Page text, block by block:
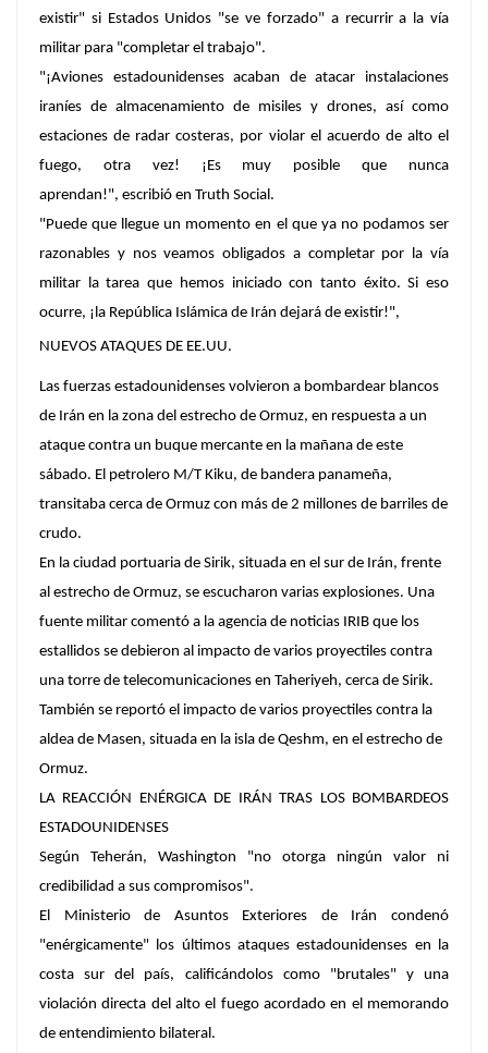
existir" si Estados Unidos "se ve forzado" a recurrir a la vía
militar para "completar el trabajo".
"¡Aviones estadounidenses acaban de atacar instalaciones
iraníes de almacenamiento de misiles y drones, así como
estaciones de radar costeras, por violar el acuerdo de alto el
fuego, otra vez! ¡Es muy posible que nunca
aprendan!", escribió en Truth Social.
"Puede que llegue un momento en el que ya no podamos ser
razonables y nos veamos obligados a completar por la vía
militar la tarea que hemos iniciado con tanto éxito. Si eso
ocurre, ¡la República Islámica de Irán dejará de existir!",
NUEVOS ATAQUES DE EE.UU.
Las fuerzas estadounidenses volvieron a bombardear blancos
de Irán en la zona del estrecho de Ormuz, en respuesta a un
ataque contra un buque mercante en la mañana de este
sábado. El petrolero M/T Kiku, de bandera panameña,
transitaba cerca de Ormuz con más de 2 millones de barriles de
crudo.
En la ciudad portuaria de Sirik, situada en el sur de Irán, frente
al estrecho de Ormuz, se escucharon varias explosiones. Una
fuente militar comentó a la agencia de noticias IRIB que los
estallidos se debieron al impacto de varios proyectiles contra
una torre de telecomunicaciones en Taheriyeh, cerca de Sirik.
También se reportó el impacto de varios proyectiles contra la
aldea de Masen, situada en la isla de Qeshm, en el estrecho de
Ormuz.
LA REACCIÓN ENÉRGICA DE IRÁN TRAS LOS BOMBARDEOS
ESTADOUNIDENSES
Según Teherán, Washington "no otorga ningún valor ni
credibilidad a sus compromisos".
El Ministerio de Asuntos Exteriores de Irán condenó
"enérgicamente" los últimos ataques estadounidenses en la
costa sur del país, calificándolos como "brutales" y una
violación directa del alto el fuego acordado en el memorando
de entendimiento bilateral.